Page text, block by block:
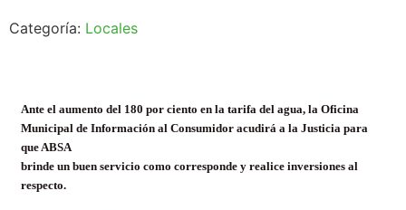
Categoría: Locales
Ante el aumento del 180 por ciento en la tarifa del agua, la Oficina
Municipal de Información al Consumidor acudirá a la Justicia para
que ABSA
brinde un buen servicio como corresponde y realice inversiones al
respecto.